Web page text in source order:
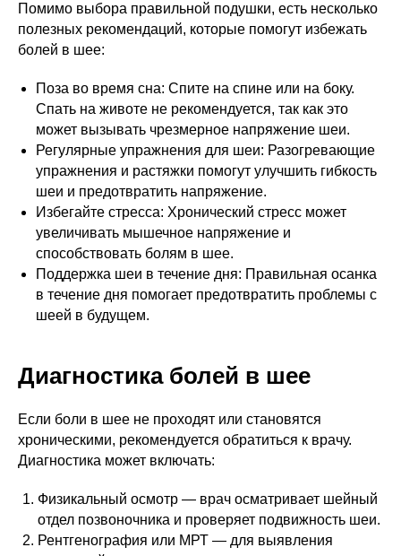
Помимо выбора правильной подушки, есть несколько
полезных рекомендаций, которые помогут избежать
болей в шее:
Поза во время сна: Спите на спине или на боку.
Спать на животе не рекомендуется, так как это
может вызывать чрезмерное напряжение шеи.
Регулярные упражнения для шеи: Разогревающие
упражнения и растяжки помогут улучшить гибкость
шеи и предотвратить напряжение.
Избегайте стресса: Хронический стресс может
увеличивать мышечное напряжение и
способствовать болям в шее.
Поддержка шеи в течение дня: Правильная осанка
в течение дня помогает предотвратить проблемы с
шеей в будущем.
Диагностика болей в шее
Если боли в шее не проходят или становятся
хроническими, рекомендуется обратиться к врачу.
Диагностика может включать:
Физикальный осмотр — врач осматривает шейный
отдел позвоночника и проверяет подвижность шеи.
Рентгенография или МРТ — для выявления